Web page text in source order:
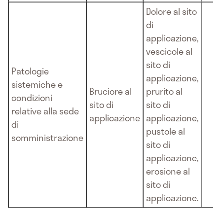
Patologie
sistemiche e
condizioni
relative alla sede
di
somministrazione
Bruciore al
sito di
applicazione
Dolore al sito
di
applicazione,
vescicole al
sito di
applicazione,
prurito al
sito di
applicazione,
pustole al
sito di
applicazione,
erosione al
sito di
applicazione.